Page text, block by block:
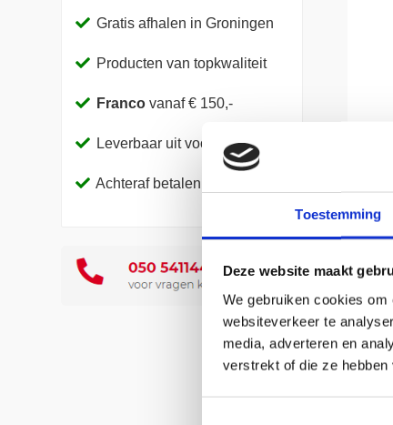
Toestemming
Deze website maakt
We gebruiken cookies
websiteverkeer te
media, adverteren en
verstrekt of die ze
Gratis afhalen in Groningen
Producten van topkwaliteit
Francovanaf € 150,-
Leverbaar uit voorraad
Achteraf betalen